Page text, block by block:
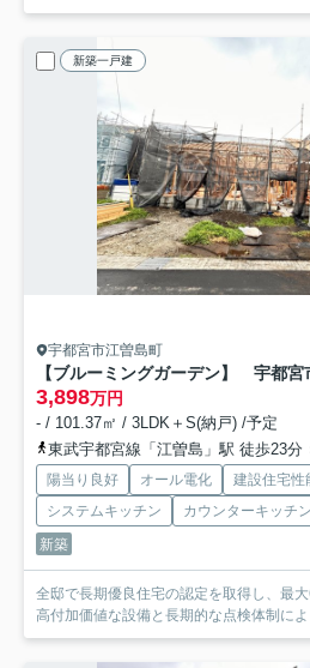
新築一戸建
宇都宮市江曽島町
3,898万円
- / 101.37㎡ / 3LDK＋S(納戸) /予定
東武宇都宮線「江曽島」駅 徒歩23分
陽当り良好 オール電化 建設住宅性
システムキッチン
カウンターキッチン
新築
全邸で長期優良住宅の認定を取得し、最
高付加価値な設備と長期的な点検体制によ